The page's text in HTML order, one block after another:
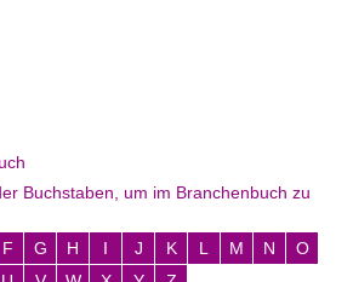
Buchstaben, um im Branchenbuch zu
F G H I J K L M N
O